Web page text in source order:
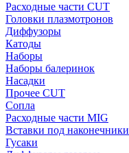
Расходные части CUT
Головки плазмотронов
Диффузоры
Катоды
Наборы
Наборы балеринок
Насадки
Прочее CUT
Сопла
Расходные части MIG
Вставки под наконечники
Гусаки